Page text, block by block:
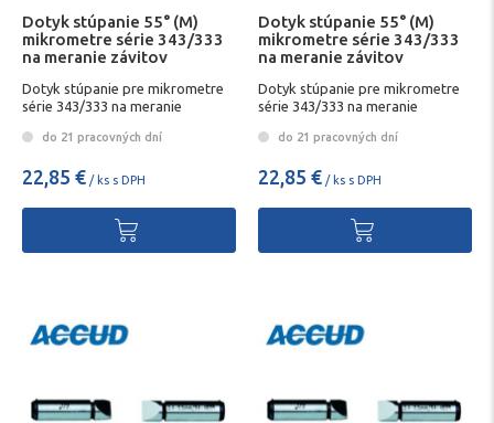
Dotyk stúpanie 55° (M)
mikrometre série 343/333
na meranie závitov
Dotyk stúpanie pre mikrometre
série 343/333 na meranie
do 21 pracovných dní
22,85 € / ks s DPH
Dotyk stúpanie 55° (M)
mikrometre série 343/333
na meranie závitov
Dotyk stúpanie pre mikrometre
série 343/333 na meranie
do 21 pracovných dní
22,85 € / ks s DPH